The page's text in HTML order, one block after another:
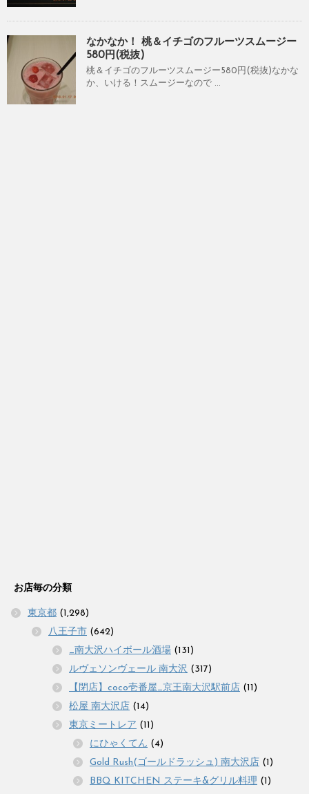
なかなか！ 桃＆イチゴのフルーツスムージー
580円(税抜)
桃＆イチゴのフルーツスムージー580円(税抜)なかな
か、いける！スムージーなので ...
お店毎の分類
東京都 (1,298)
八王子市 (642)
_南大沢ハイボール酒場 (131)
ルヴェソンヴェール 南大沢 (317)
【閉店】coco壱番屋_京王南大沢駅前店 (11)
松屋 南大沢店 (14)
東京ミートレア (11)
にひゃくてん (4)
Gold Rush(ゴールドラッシュ) 南大沢店 (1)
BBQ KITCHEN ステーキ&グリル料理 (1)